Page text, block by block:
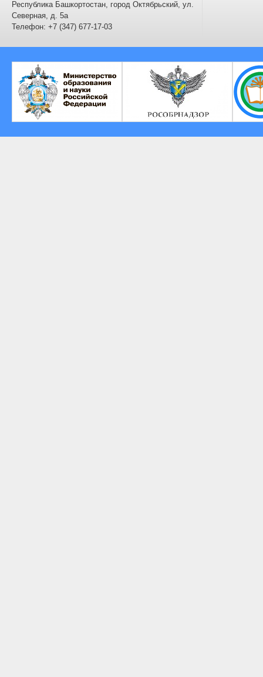
Республика Башкортостан, город Октябрьский, ул.
Северная, д. 5а
Телефон: +7 (347) 677-17-03